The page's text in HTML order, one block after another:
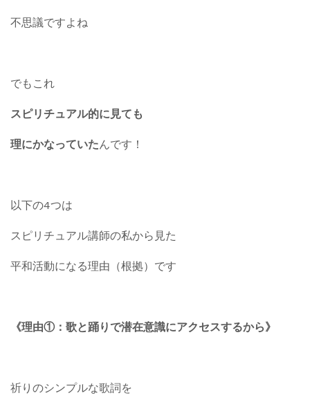
不思議ですよね
でもこれ
スピリチュアル的に見ても
理にかなっていたんです！
以下の4つは
スピリチュアル講師の私から見た
平和活動になる理由（根拠）です
《理由①：歌と踊りで潜在意識にアクセスするから》
祈りのシンプルな歌詞を